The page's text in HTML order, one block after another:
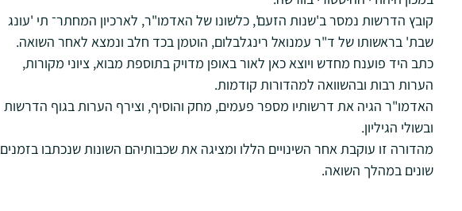
קובץ הדרשות נמסר ב'שנות הזעם', כלשונו של האדמו"ר, לארכיון המחתר־ תי 'עונג
שבת' בראשותו של ד"ר עמנואל רינגלבלום, הוטמן בכד חלב ונמצא לאחר השואה.
כתב היד פוענח מחדש ויוצא כאן לאור באופן מדויק בתוספת מבוא, ציוני מקורות,
הערות רבות ובהשוואה למהדורות קודמות.
האדמו"ר הגיה את דרשותיו מספר פעמים, מחק והוסיף, וצירף הערות בגוף הדרשות
ובשולי הגיליון.
מהדורה זו עוקבת אחר השינויים הללו ומציגה את שכבותיהם השונות שנכתבו בזמנים
שונים במהלך השואה.